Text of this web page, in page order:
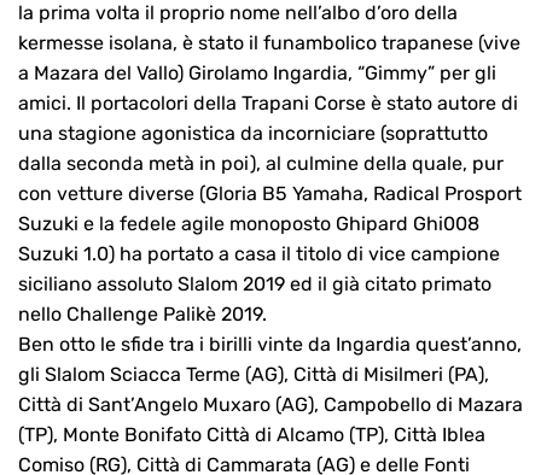
la prima volta il proprio nome nell’albo d’oro della
kermesse isolana, è stato il funambolico trapanese (vive
a Mazara del Vallo) Girolamo Ingardia, “Gimmy” per gli
amici. Il portacolori della Trapani Corse è stato autore di
una stagione agonistica da incorniciare (soprattutto
dalla seconda metà in poi), al culmine della quale, pur
con vetture diverse (Gloria B5 Yamaha, Radical Prosport
Suzuki e la fedele agile monoposto Ghipard Ghi008
Suzuki 1.0) ha portato a casa il titolo di vice campione
siciliano assoluto Slalom 2019 ed il già citato primato
nello Challenge Palikè 2019.
Ben otto le sfide tra i birilli vinte da Ingardia quest’anno,
gli Slalom Sciacca Terme (AG), Città di Misilmeri (PA),
Città di Sant’Angelo Muxaro (AG), Campobello di Mazara
(TP), Monte Bonifato Città di Alcamo (TP), Città Iblea
Comiso (RG), Città di Cammarata (AG) e delle Fonti